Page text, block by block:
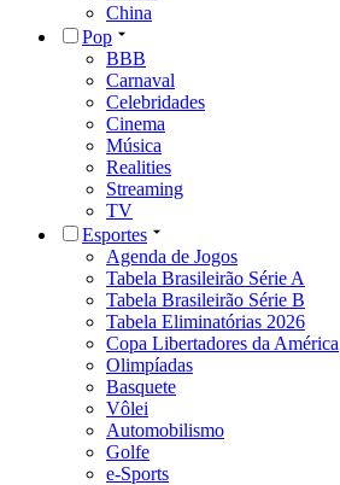
China
Pop
BBB
Carnaval
Celebridades
Cinema
Música
Realities
Streaming
TV
Esportes
Agenda de Jogos
Tabela Brasileirão Série A
Tabela Brasileirão Série B
Tabela Eliminatórias 2026
Copa Libertadores da América
Olimpíadas
Basquete
Vôlei
Automobilismo
Golfe
e-Sports